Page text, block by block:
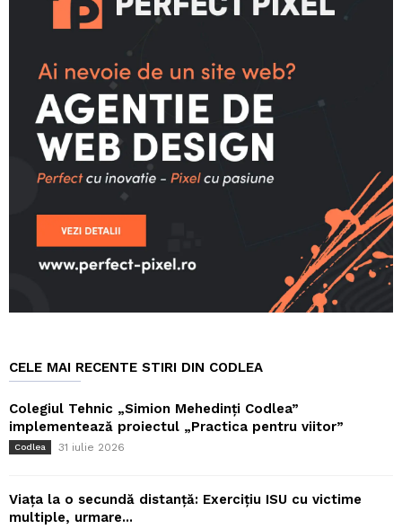
CELE MAI RECENTE STIRI DIN CODLEA
Colegiul Tehnic „Simion Mehedinți Codlea”
implementează proiectul „Practica pentru viitor”
Codlea 31 iulie 2026
Viața la o secundă distanță: Exercițiu ISU cu victime
multiple, urmare...